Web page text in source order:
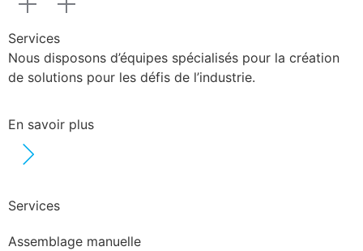
Services
Nous disposons d’équipes spécialisés pour la création
de solutions pour les défis de l’industrie.
En savoir plus
Services
Assemblage manuelle